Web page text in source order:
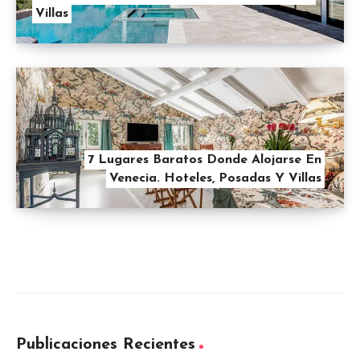
Villas
7 Lugares Baratos Donde Alojarse En
Venecia. Hoteles, Posadas Y Villas
Publicaciones Recientes